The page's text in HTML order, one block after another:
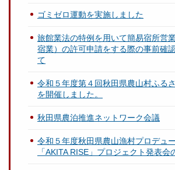
ゴミゼロ運動を実施しました
旅館業法の特例を用いて簡易宿所営
宿業）の許可申請をする際の事前確
て
令和５年度第４回秋田県農山村ふる
を開催しました。
秋田県農泊推進ネットワーク会議
令和５年度秋田県農山漁村プロデュ
「AKITA RISE」プロジェクト発表会